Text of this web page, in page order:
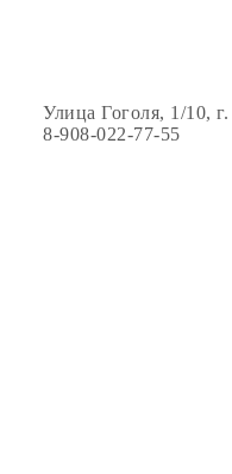
Улица Гоголя, 1/10,
8-908-022-77-55